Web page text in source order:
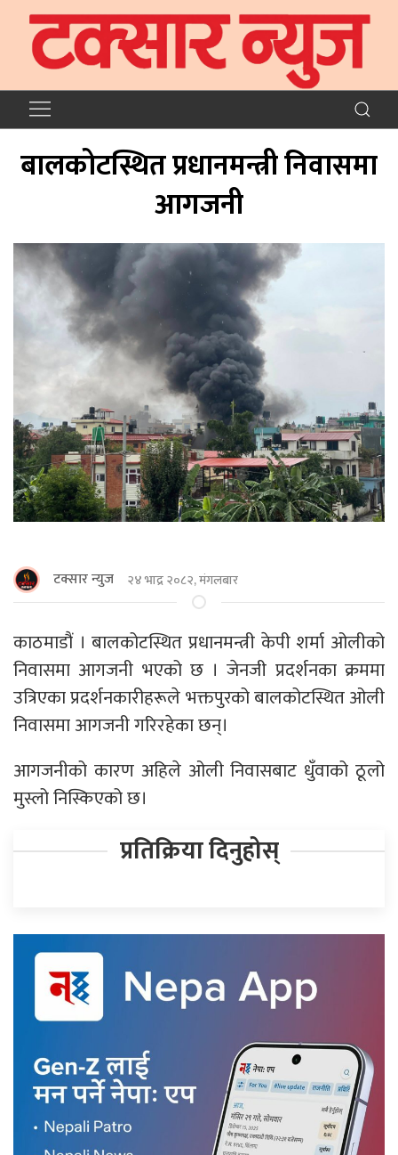
बालकोटस्थित प्रधानमन्त्री निवासमा
आगजनी
टक्सार न्युज २४ भाद्र २०८२, मंगलबार
काठमाडौं । बालकोटस्थित प्रधानमन्त्री केपी शर्मा ओलीको
निवासमा आगजनी भएको छ । जेनजी प्रदर्शनका क्रममा
उत्रिएका प्रदर्शनकारीहरूले भक्तपुरको बालकोटस्थित ओली
निवासमा आगजनी गरिरहेका छन्।
आगजनीको कारण अहिले ओली निवासबाट धुँवाको ठूलो
मुस्लो निस्किएको छ।
प्रतिक्रिया दिनुहोस्